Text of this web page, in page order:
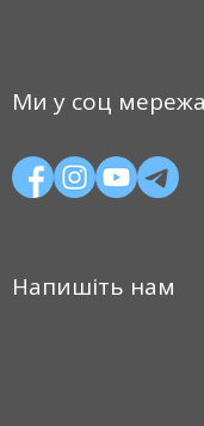
Ми у соц
Напишіть нам